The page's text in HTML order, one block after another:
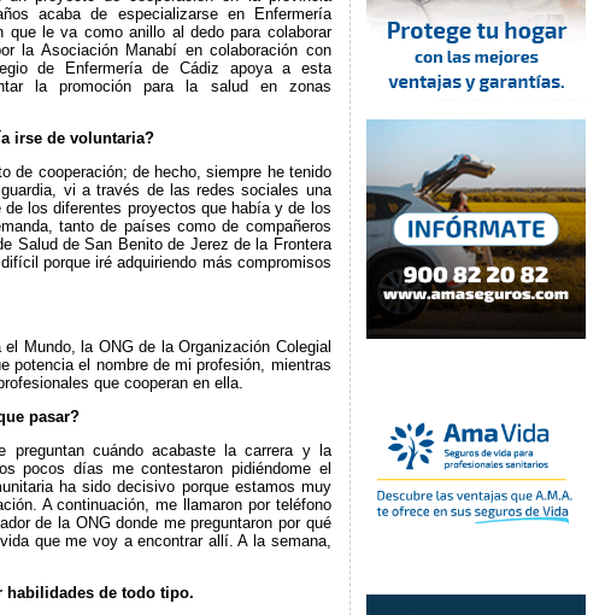
acaba de especializarse en Enfermería
que le va como anillo al dedo para colaborar
la Asociación Manabí en colaboración con
de Enfermería de Cádiz apoya a esta
la promoción para la salud en zonas
irse de voluntaria?
de cooperación; de hecho, siempre he tenido
vi a través de las redes sociales una
los diferentes proyectos que había y de los
tanto de países como de compañeros
Salud de San Benito de Jerez de la Frontera
porque iré adquiriendo más compromisos
Mundo, la ONG de la Organización Colegial
potencia el nombre de mi profesión, mientras
que cooperan en ella.
pasar?
preguntan cuándo acabaste la carrera y la
pocos días me contestaron pidiéndome el
ha sido decisivo porque estamos muy
A continuación, me llamaron por teléfono
de la ONG donde me preguntaron por qué
que me voy a encontrar allí. A la semana,
habilidades de todo tipo.